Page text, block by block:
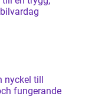
fungerande